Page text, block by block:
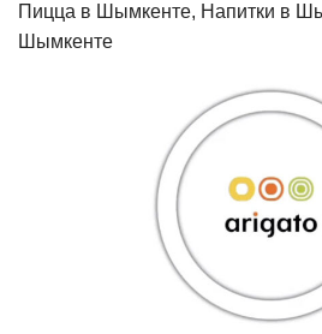
Пицца в Шымкенте, Напитки в
Шымкенте